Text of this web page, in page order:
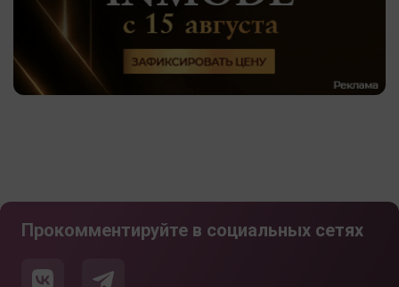
Прокомментируйте в социальных сетях